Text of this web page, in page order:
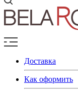
Доставка
Как оформить